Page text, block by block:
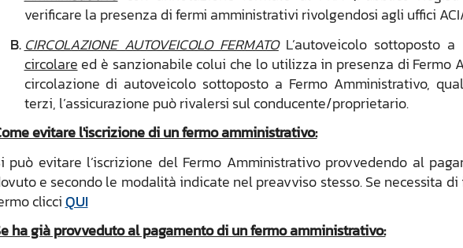
verificare la presenza di fermi amministrativi rivolgendosi agli uffici
CIRCOLAZIONE AUTOVEICOLO FERMATOL’autoveicolo sottoposto a
circolare ed è sanzionabile colui che lo utilizza in presenza di Fermo
circolazione di autoveicolo sottoposto a Fermo Amministrativo,
terzi, l’assicurazione può rivalersi sul conducente/proprietario.
evitare l'iscrizione di un fermo amministrativo:
può evitare l’iscrizione del Fermo Amministrativo provvedendo al
e secondo le modalità indicate nel preavviso stesso. Se necessita
clicciQUI
ha già provveduto al pagamento di un fermo amministrativo: